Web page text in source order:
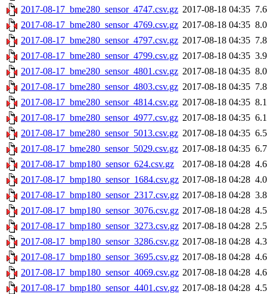
2017-08-17_bme280_sensor_4747.csv.gz 2017-08-18 04:35
2017-08-17_bme280_sensor_4769.csv.gz 2017-08-18 04:35
2017-08-17_bme280_sensor_4797.csv.gz 2017-08-18 04:35
2017-08-17_bme280_sensor_4799.csv.gz 2017-08-18 04:35
2017-08-17_bme280_sensor_4801.csv.gz 2017-08-18 04:35
2017-08-17_bme280_sensor_4803.csv.gz 2017-08-18 04:35
2017-08-17_bme280_sensor_4814.csv.gz 2017-08-18 04:35
2017-08-17_bme280_sensor_4977.csv.gz 2017-08-18 04:35
2017-08-17_bme280_sensor_5013.csv.gz 2017-08-18 04:35
2017-08-17_bme280_sensor_5029.csv.gz 2017-08-18 04:35
2017-08-17_bmp180_sensor_624.csv.gz
2017-08-18 04:28
2017-08-17_bmp180_sensor_1684.csv.gz 2017-08-18 04:28
2017-08-17_bmp180_sensor_2317.csv.gz 2017-08-18 04:28
2017-08-17_bmp180_sensor_3076.csv.gz 2017-08-18 04:28
2017-08-17_bmp180_sensor_3273.csv.gz 2017-08-18 04:28
2017-08-17_bmp180_sensor_3286.csv.gz 2017-08-18 04:28
2017-08-17_bmp180_sensor_3695.csv.gz 2017-08-18 04:28
2017-08-17_bmp180_sensor_4069.csv.gz 2017-08-18 04:28
2017-08-17_bmp180_sensor_4401.csv.gz 2017-08-18 04:28